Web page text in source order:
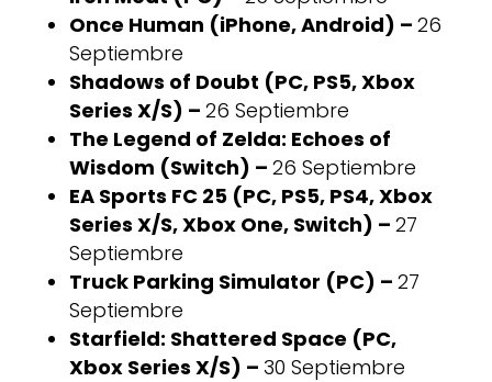
Once Human (iPhone, Android) – 26
Septiembre
Shadows of Doubt (PC, PS5, Xbox
Series X/S) – 26 Septiembre
The Legend of Zelda: Echoes of
Wisdom (Switch) – 26 Septiembre
EA Sports FC 25 (PC, PS5, PS4, Xbox
Series X/S, Xbox One, Switch) – 27
Septiembre
Truck Parking Simulator (PC) – 27
Septiembre
Starfield: Shattered Space (PC,
Xbox Series X/S) – 30 Septiembre